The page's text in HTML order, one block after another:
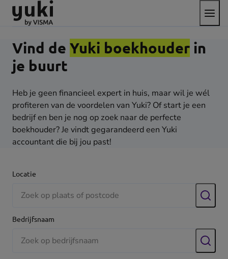
Direct
naar
content
Direct
naar
footer
Ga
naar
homepage
het
menu
Vind de Yuki boekhouder in
je buurt
Heb je geen financieel expert in huis, maar wil je wél
profiteren van de voordelen van Yuki? Of start je een
bedrijf en ben je nog op zoek naar de perfecte
boekhouder? Je vindt gegarandeerd een Yuki
accountant die bij jou past!
Locatie
Bedrijfsnaam